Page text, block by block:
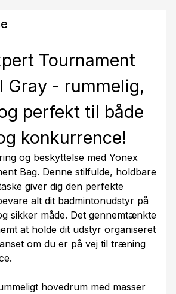
Tournament
Gray - rummelig,
perfekt til både
konkurrence!
og beskyttelse med Yonex
Bag. Denne stilfulde, holdbare
giver dig den perfekte
alt dit badmintonudstyr på
sikker måde. Det gennemtænkte
at holde dit udstyr organiseret
om du er på vej til træning
hovedrum med masser